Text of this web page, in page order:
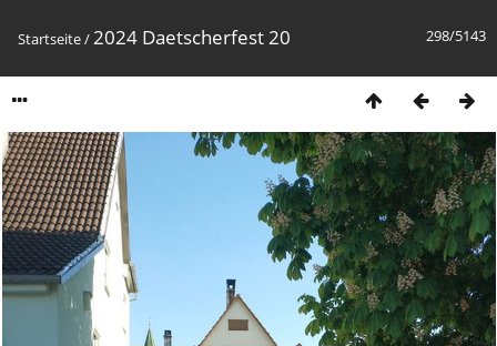
298/5143
Startseite/2024 Daetscherfest 20